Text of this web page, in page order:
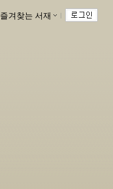
즐겨찾는 서재